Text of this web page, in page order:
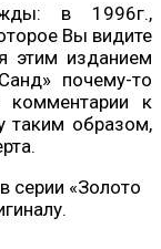
в 1996г.,
Вы видите
этим изданием
почему-то
комментарии к
таким образом,
серии «Золото